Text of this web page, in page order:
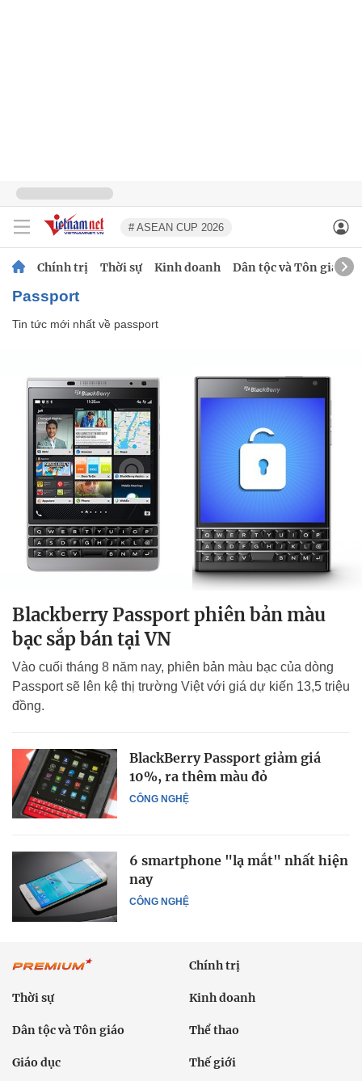
# ASEAN CUP 2026
Chính trị Thời sự Kinh doanh Dân tộc và Tôn giáo
passport
Tin tức mới nhất về passport
Blackberry Passport phiên bản màu
bạc sắp bán tại VN
Vào cuối tháng 8 năm nay, phiên bản màu bạc của dòng
Passport sẽ lên kệ thị trường Việt với giá dự kiến 13,5 triệu
đồng.
CÔNG NGHỆ
BlackBerry Passport giảm giá
10%, ra thêm màu đỏ
CÔNG NGHỆ
6 smartphone "lạ mắt" nhất hiện
nay
Chính trị
Thời sự Kinh doanh
Dân tộc và Tôn giáo Thể thao
Giáo dục Thế giới